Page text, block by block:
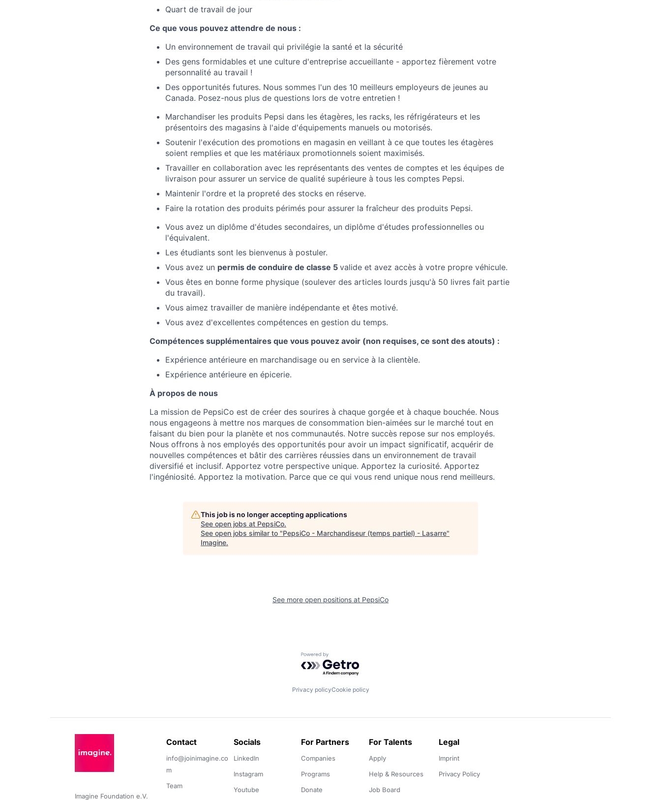
Quart de travail de jour
Ce que vous pouvez attendre de nous :
Un environnement de travail qui privilégie la santé et la sécurité
Des gens formidables et une culture d'entreprise accueillante - apportez fièrement votre
personnalité au travail !
Des opportunités futures. Nous sommes l'un des 10 meilleurs employeurs de jeunes au
Canada. Posez-nous plus de questions lors de votre entretien !
Marchandiser les produits Pepsi dans les étagères, les racks, les réfrigérateurs et les
présentoirs des magasins à l'aide d'équipements manuels ou motorisés.
Soutenir l'exécution des promotions en magasin en veillant à ce que toutes les étagères
soient remplies et que les matériaux promotionnels soient maximisés.
Travailler en collaboration avec les représentants des ventes de comptes et les équipes de
livraison pour assurer un service de qualité supérieure à tous les comptes Pepsi.
Maintenir l'ordre et la propreté des stocks en réserve.
Faire la rotation des produits périmés pour assurer la fraîcheur des produits Pepsi.
Vous avez un diplôme d'études secondaires, un diplôme d'études professionnelles ou
l'équivalent.
Les étudiants sont les bienvenus à postuler.
Vous avez un permis de conduire de classe 5 valide et avez accès à votre propre véhicule.
Vous êtes en bonne forme physique (soulever des articles lourds jusqu'à 50 livres fait partie
du travail).
Vous aimez travailler de manière indépendante et êtes motivé.
Vous avez d'excellentes compétences en gestion du temps.
Compétences supplémentaires que vous pouvez avoir (non requises, ce sont des atouts) :
Expérience antérieure en marchandisage ou en service à la clientèle.
Expérience antérieure en épicerie.
À propos de nous
La mission de PepsiCo est de créer des sourires à chaque gorgée et à chaque bouchée. Nous
nous engageons à mettre nos marques de consommation bien-aimées sur le marché tout en
faisant du bien pour la planète et nos communautés. Notre succès repose sur nos employés.
Nous offrons à nos employés des opportunités pour avoir un impact significatif, acquérir de
nouvelles compétences et bâtir des carrières réussies dans un environnement de travail
diversifié et inclusif. Apportez votre perspective unique. Apportez la curiosité. Apportez
l'ingéniosité. Apportez la motivation. Parce que ce qui vous rend unique nous rend meilleurs.
This job is no longer accepting applications
See open jobs at PepsiCo.
See open jobs similar to "PepsiCo - Marchandiseur (temps partiel) - Lasarre"
Imagine.
See more open positions at PepsiCo
Powered by Getro.com
Privacy policyCookie policy
Imagine Foundation e.V.
Contact
info@joinimagine.co
m
Team
Socials
LinkedIn
Instagram
Youtube
For Partners
Companies
Programs
Donate
For Talents
Apply
Help & Resources
Job Board
Legal
Imprint
Privacy Policy